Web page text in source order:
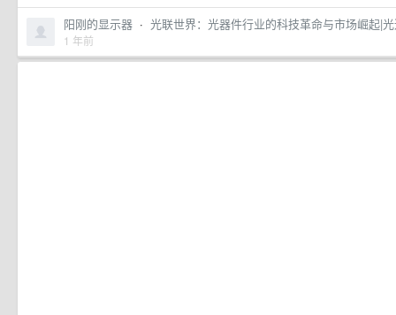
阳刚的显示器 · 光联世界：光器件行业的科技革命与市场崛起|
1 年前